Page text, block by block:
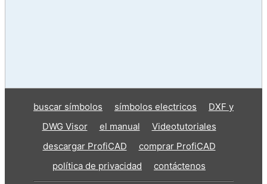
buscar símbolos símbolos electricos
DXF y
DWG Visor
el manual
Videotutoriales
descargar ProfiCAD
comprar ProfiCAD
política de privacidad
contáctenos